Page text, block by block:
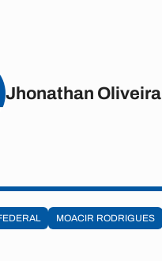
Jhonathan Oliveira
MOACIR RODRIGUES